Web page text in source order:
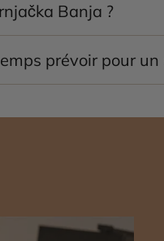
Banja ?
prévoir pour un